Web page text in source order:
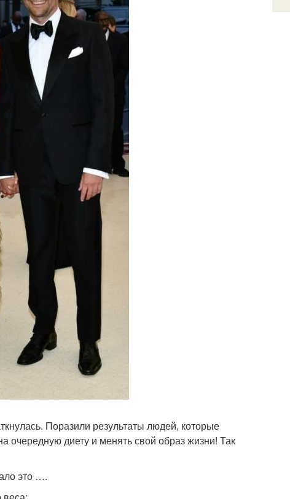
Поразили результаты людей, которые
очередную диету и менять свой образ жизни! Так
это ….